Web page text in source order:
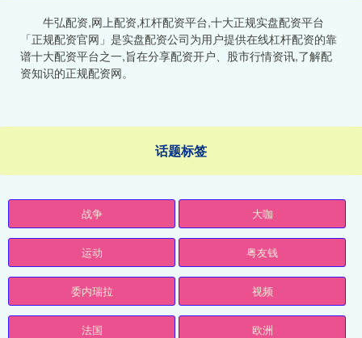
牛弘配资,网上配资,杠杆配资平台,十大正规实盘配资平台
「正规配资官网」是实盘配资公司为用户提供在线杠杆配资的靠
谱十大配资平台之一,旨在分享配资开户、股市行情资讯,了解配
资知识的正规配资网。
话题标签
战争 大咖
运动 粤友钱
委内瑞拉 视频
法国 欧洲